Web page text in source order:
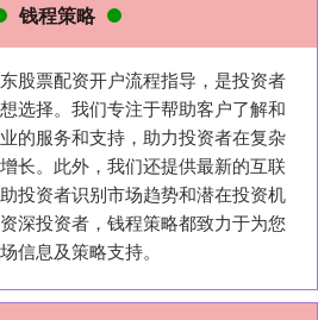
钱程策略
股票配资开户流程指导，是投资者
选择。我们专注于帮助客户了解和
的服务和支持，助力投资者在复杂
长。此外，我们还提供最新的互联
投资者识别市场趋势和潜在投资机
深投资者，钱程策略都致力于为您
信息及策略支持。